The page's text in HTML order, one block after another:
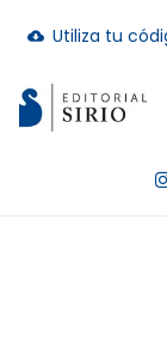
cloud_download Utiliza tu
hay